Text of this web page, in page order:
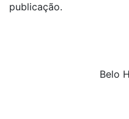
publicação.
Belo